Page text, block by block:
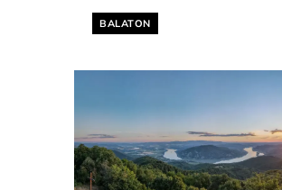
Helyszín címkék:
BALATON